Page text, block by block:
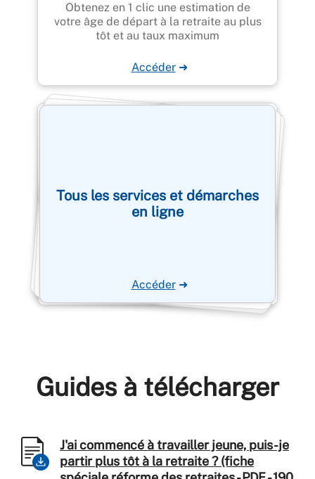
Obtenez en 1 clic une estimation de
votre âge de départ à la retraite au plus
tôt et au taux maximum
Accéder ➜
Tous les services et démarches
en ligne
Accéder ➜
Guides à télécharger
J'ai commencé à travailler jeune, puis-je
partir plus tôt à la retraite ? (fiche